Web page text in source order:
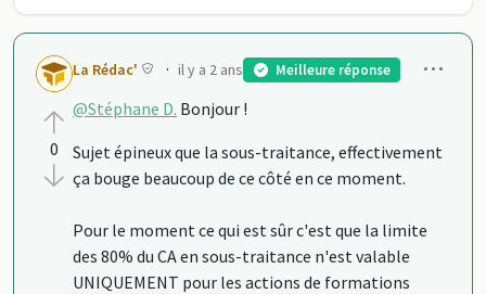
0
La Rédac' · il y a 2 ans Meilleure réponse
@Stéphane D. Bonjour !
Sujet épineux que la sous-traitance, effectivement
ça bouge beaucoup de ce côté en ce moment.
Pour le moment ce qui est sûr c'est que la limite
des 80% du CA en sous-traitance n'est valable
UNIQUEMENT pour les actions de formations